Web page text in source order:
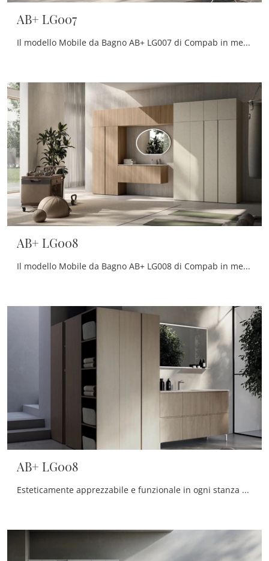
AB+ LG007
Il modello Mobile da Bagno AB+ LG007 di Compab in melaminico fa parte della vasta serie di mobili per la stanza da bagno dell'azienda, sempre di ...
AB+ LG008
Il modello Mobile da Bagno AB+ LG008 di Compab in melaminico qui presentato impreziosisce il locale nel segno di creatività e design, con estrema ...
AB+ LG008
Esteticamente apprezzabile e funzionale in ogni stanza da bagno, un modello in melaminico moderno come quello in foto risolverà le tue problematiche ...